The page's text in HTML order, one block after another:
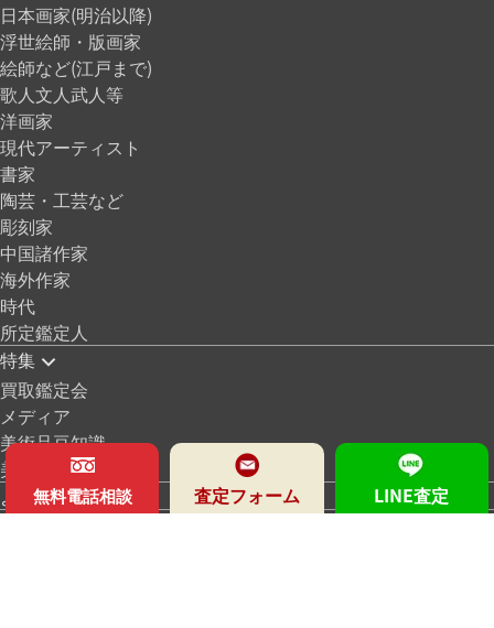
日本画家(明治以降)
浮世絵師・版画家
絵師など(江戸まで)
歌人文人武人等
洋画家
現代アーティスト
書家
陶芸・工芸など
彫刻家
中国諸作家
海外作家
時代
所定鑑定人
特集
買取鑑定会
メディア
美術品豆知識
美術品買取日記
よくある質問
無料電話相談 査定フォーム LINE査定